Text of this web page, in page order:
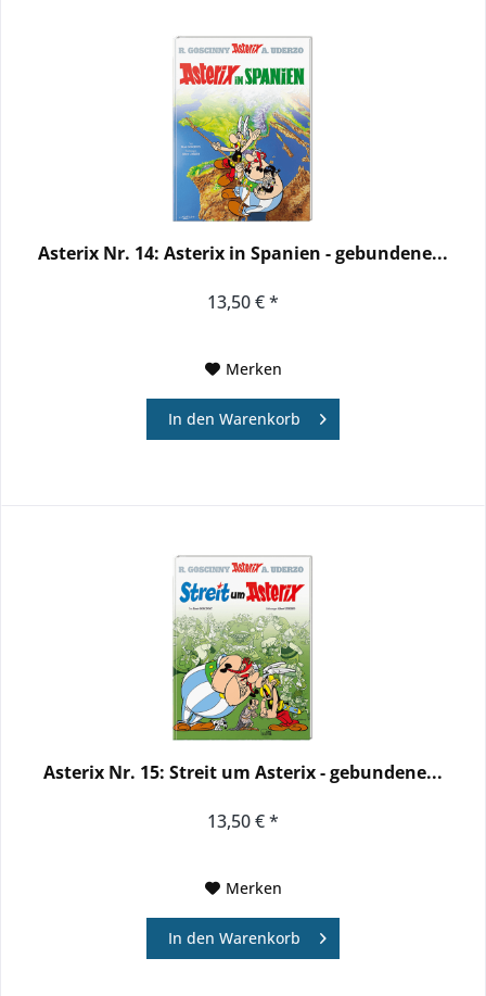
Asterix Nr. 14: Asterix in Spanien - gebundene...
13,50 € *
Merken
In den Warenkorb
Asterix Nr. 15: Streit um Asterix - gebundene...
13,50 € *
Merken
In den Warenkorb